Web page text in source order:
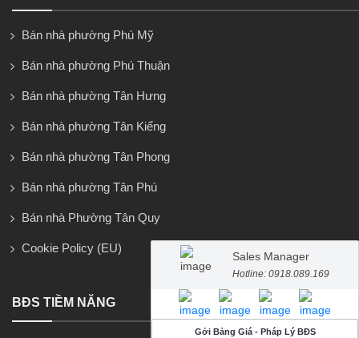
Sales Manager
Hotline: 0918.089.169
Gởi Bảng Giá - Pháp Lý BĐS
Bán nhà phường Phú Mỹ
Bán nhà phường Phú Thuận
Bán nhà phường Tân Hưng
Bán nhà phường Tân Kiểng
Bán nhà phường Tân Phong
Bán nhà phường Tân Phú
Bán nhà Phường Tân Quy
Cookie Policy (EU)
BĐS TIỀM NĂNG